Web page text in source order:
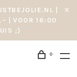
|
| VOOR 16:00
;)
0